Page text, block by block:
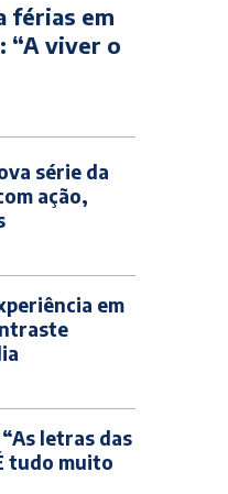
férias em
“A viver o
série da
ação,
em
letras das
tudo muito